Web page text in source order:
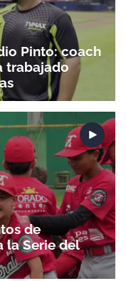
Pinto: coach
trabajado
de
la Serie del